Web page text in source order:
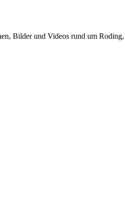
Bilder und Videos rund um